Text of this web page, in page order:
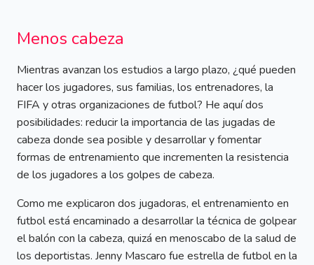
Menos cabeza
Mientras avanzan los estudios a largo plazo, ¿qué pueden
hacer los jugadores, sus familias, los entrenadores, la
FIFA y otras organizaciones de futbol? He aquí dos
posibilidades: reducir la importancia de las jugadas de
cabeza donde sea posible y desarrollar y fomentar
formas de entrenamiento que incrementen la resistencia
de los jugadores a los golpes de cabeza.
Como me explicaron dos jugadoras, el entrenamiento en
futbol está encaminado a desarrollar la técnica de golpear
el balón con la cabeza, quizá en menoscabo de la salud de
los deportistas. Jenny Mascaro fue estrella de futbol en la